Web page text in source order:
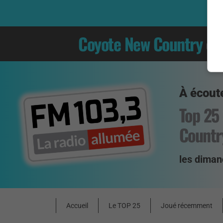
Coyote New Country
À
Top
les
Accueil Le TOP 25 Joué récemment